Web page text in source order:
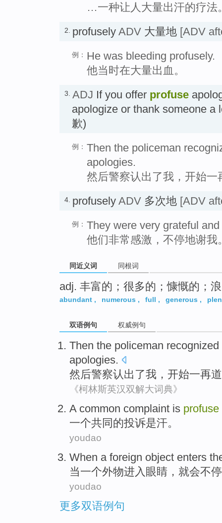
…一种让人大量出汗的疗法
2. profusely ADV 大量地 [ADV
例： He was bleeding profusely.
他当时在大量出血。
3. ADJ If you offer profuse
apologize or thank someone a
歉)
例： Then the policeman
apologies.
然后警察认出了我，开始一
4. profusely ADV 多次地 [ADV
例： They were very grateful
他们非常感激，不停地谢我
同近义词 同根词
adj. 丰富的；很多的；慷慨的；
abundant , numerous , full , generous ,
双语例句 权威例句
Then the policeman recognized
apologies.
然后警察认出了我 ，开始一再
《柯林斯英汉双解大词典》
A common complaint is profuse
一个共同 的投诉是汗。
youdao
When a foreign object enters
当一个外物进入 眼睛 ， 就会不停
youdao
更多双语例句